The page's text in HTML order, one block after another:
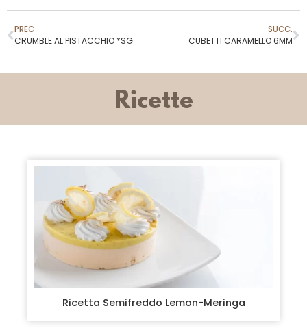
PREC
CRUMBLE AL PISTACCHIO *SG
SUCC.
CUBETTI CARAMELLO 6MM
Ricette
Ricetta Semifreddo Lemon-Meringa